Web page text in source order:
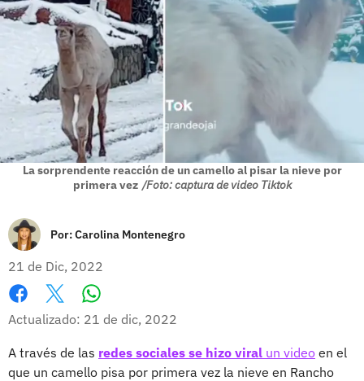
La sorprendente reacción de un camello al pisar la nieve por
primera vez /Foto: captura de video Tiktok
Por:Carolina Montenegro
21 de Dic, 2022
Facebook
X
Actualizado: 21 de dic, 2022
A través de las redes sociales se hizo viral un video en el
que un camello pisa por primera vez la nieve en Rancho